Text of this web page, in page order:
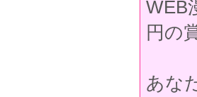
WEB
円の
あな